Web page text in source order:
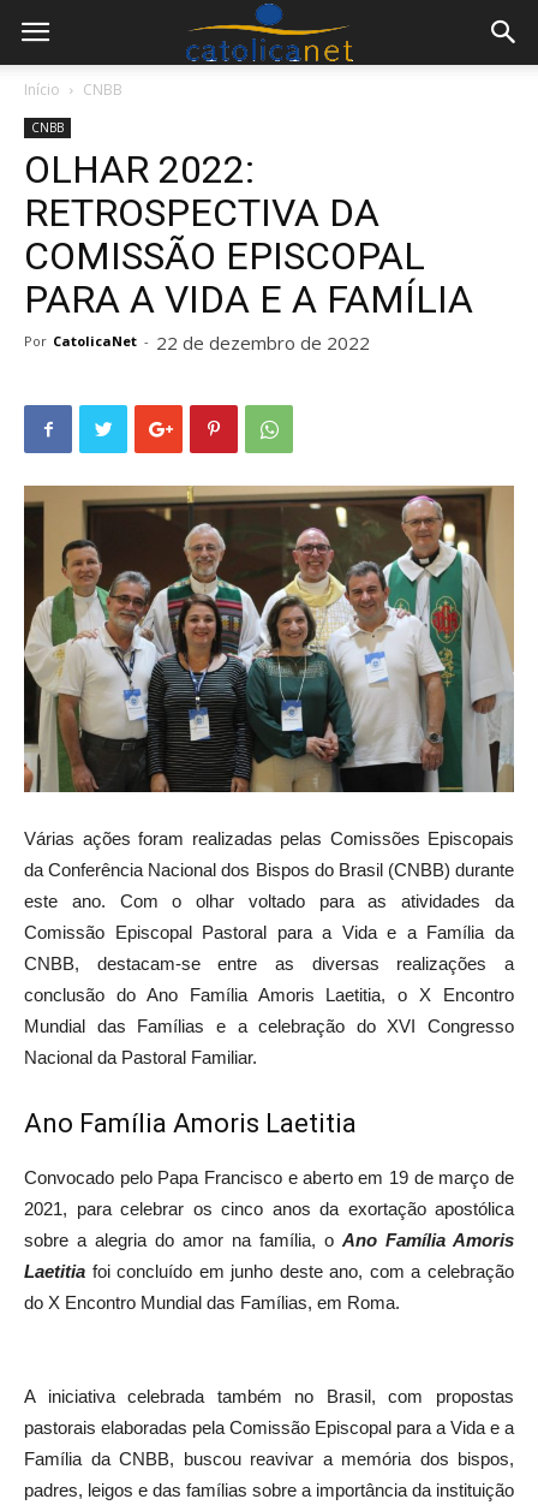
Início CNBB
CNBB
OLHAR 2022:
RETROSPECTIVA DA
COMISSÃO EPISCOPAL
PARA A VIDA E A FAMÍLIA
Por CatolicaNet - 22 de dezembro de 2022
Várias ações foram realizadas pelas Comissões Episcopais
da Conferência Nacional dos Bispos do Brasil (CNBB) durante
este ano. Com o olhar voltado para as atividades da
Comissão Episcopal Pastoral para a Vida e a Família da
CNBB, destacam-se entre as diversas realizações a
conclusão do Ano Família Amoris Laetitia, o X Encontro
Mundial das Famílias e a celebração do XVI Congresso
Nacional da Pastoral Familiar.
Ano Família Amoris Laetitia
Convocado pelo Papa Francisco e aberto em 19 de março de
2021, para celebrar os cinco anos da exortação apostólica
sobre a alegria do amor na família, o Ano Família Amoris
Laetitia foi concluído em junho deste ano, com a celebração
do X Encontro Mundial das Famílias, em Roma.
A iniciativa celebrada também no Brasil, com propostas
pastorais elaboradas pela Comissão Episcopal para a Vida e a
Família da CNBB, buscou reavivar a memória dos bispos,
padres, leigos e das famílias sobre a importância da instituição